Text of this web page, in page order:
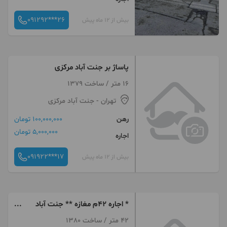
بیش از 12 ماه پیش 091292***26
پاساژ بر جنت آباد مرکزی
16 متر / ساخت 1379
تهران - جنت آباد مرکزی
رهن
100,000,000 تومان
اجاره
5,000,000 تومان
بیش از 12 ماه پیش 091922***17
* اجاره 42م مغازه ** جنت آباد
مرکزی *
42 متر / ساخت 1380